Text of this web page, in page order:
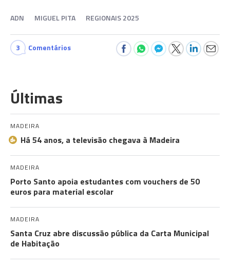
ADN MIGUEL PITA REGIONAIS 2025
3 Comentários
Últimas
MADEIRA
Há 54 anos, a televisão chegava à Madeira
MADEIRA
Porto Santo apoia estudantes com vouchers de 50
euros para material escolar
MADEIRA
Santa Cruz abre discussão pública da Carta Municipal
de Habitação